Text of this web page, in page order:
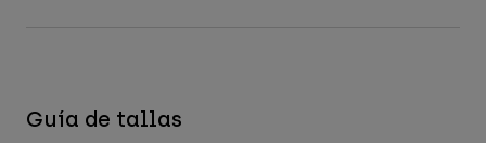
Guía de tallas